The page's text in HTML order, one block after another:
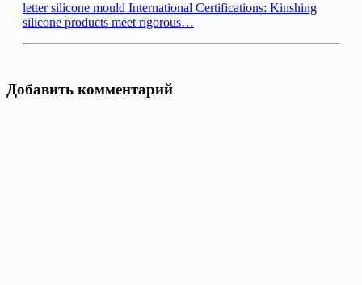
letter silicone mould International Certifications: Kinshing
silicone products meet rigorous…
Добавить комментарий